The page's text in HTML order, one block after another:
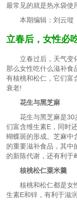
最常见的就是热水袋
本期编辑：刘云瑽
立春后，女性必
立春过后，天气变化
那么女性吃什么滋补食
有核桃和松仁，它们富
衰老!
花生与黑芝麻
花生与黑芝麻是30
们富含维生素E，同时
蝴蝶斑的形成。芝麻中
的重要滋补食品，其中
的新陈代谢，还有利于
核桃松仁粟米羹
核桃和松仁都是女性
生素E和锌，有利于滋